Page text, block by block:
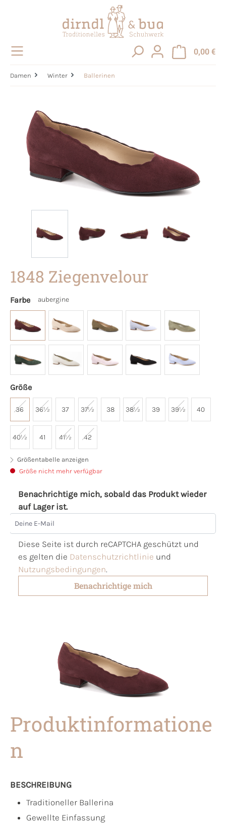
0,00 €
Damen Winter Ballerinen
1848 Ziegenvelour
Farbe aubergine
Größe
36 36½ 37 37½ 38 38½ 39 39½ 40
40½ 41 41½ 42
Größentabelle anzeigen
Größe nicht mehr verfügbar
Benachrichtige mich, sobald das Produkt wieder
auf Lager ist.
Deine E-Mail
Diese Seite ist durch reCAPTCHA geschützt und
es gelten die Datenschutzrichtlinie und
Nutzungsbedingungen.
Benachrichtige mich
Produktinformatione
n
BESCHREIBUNG
Traditioneller Ballerina
Gewellte Einfassung